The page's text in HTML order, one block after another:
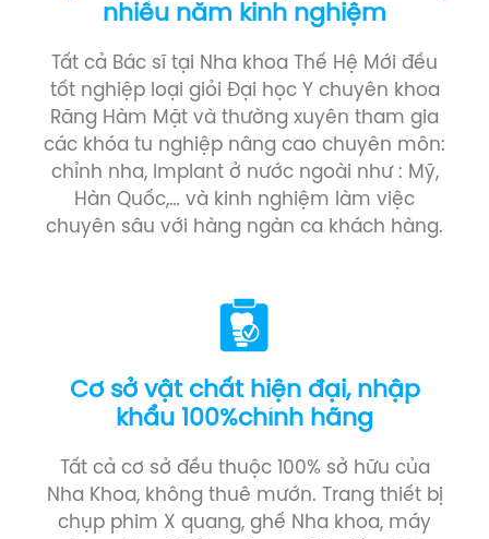
nhiều năm kinh nghiệm
Tất cả Bác sĩ tại Nha khoa Thế Hệ Mới đều
tốt nghiệp loại giỏi Đại học Y chuyên khoa
Răng Hàm Mặt và thường xuyên tham gia
các khóa tu nghiệp nâng cao chuyên môn:
chỉnh nha, Implant ở nước ngoài như : Mỹ,
Hàn Quốc,… và kinh nghiệm làm việc
chuyên sâu với hàng ngàn ca khách hàng.
Cơ sở vật chất hiện đại, nhập
khẩu 100%chính hãng
Tất cả cơ sở đều thuộc 100% sở hữu của
Nha Khoa, không thuê mướn. Trang thiết bị
chụp phim X quang, ghế Nha khoa, máy